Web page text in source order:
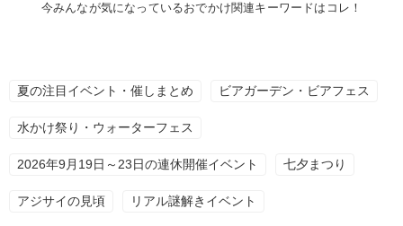
今みんなが気になっているおでかけ関連キーワードはコレ！
夏の注目イベント・催しまとめ ビアガーデン・ビアフェス
水かけ祭り・ウォーターフェス
2026年9月19日～23日の連休開催イベント 七夕まつり
アジサイの見頃 リアル謎解きイベント